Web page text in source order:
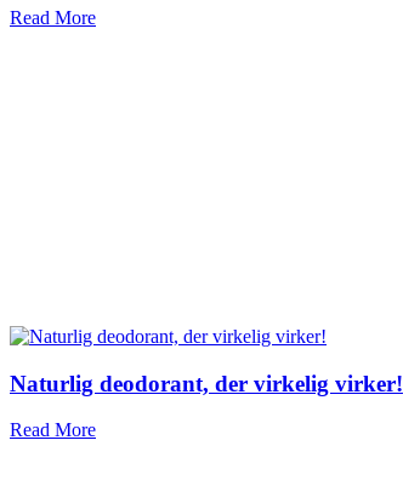
Read More
Naturlig deodorant, der virkelig virker!
Read More